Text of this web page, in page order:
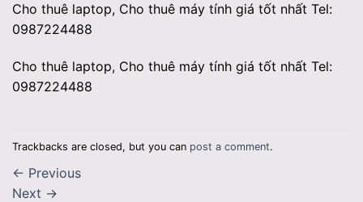
Cho thuê laptop, Cho thuê máy tính giá tốt nhất Tel:
0987224488
Cho thuê laptop, Cho thuê máy tính giá tốt nhất Tel:
0987224488
Trackbacks are closed, but you can post a comment.
← Previous
Next →